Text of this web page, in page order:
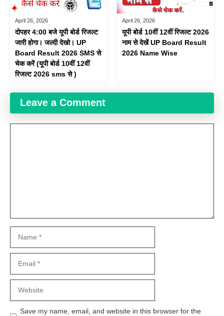
April 26, 2026
दोपहर 4:00 बजे यूपी बोर्ड रिजल्ट
जारी होगा। जल्दी देखो। UP
Board Result 2026 SMS से
चेक करें (यूपी बोर्ड 10वीं 12वीं
रिजल्ट 2026 sms से )
April 26, 2026
यूपी बोर्ड 10वीं 12वीं रिजल्ट 2026
नाम से देखें UP Board Result
2026 Name Wise
Leave a Comment
Save my name, email, and website in this browser for the